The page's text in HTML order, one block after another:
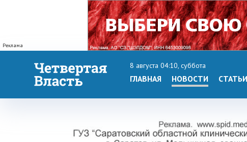
Реклама
8 августа 04:10, суббота
ГЛАВНАЯ НОВОСТИ СТАТЬИ